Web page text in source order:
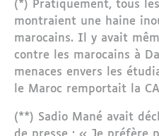
(*) Pratiquement, tous
montraient une haine
marocains. Il y avait
contre les marocains à
menaces envers les
le Maroc remportait la
(**) Sadio Mané avait